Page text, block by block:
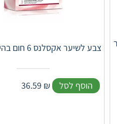
צבע לשיער אקסלנס 6 חום בהיר - לוריאל
36.59 ₪ הוסף לסל